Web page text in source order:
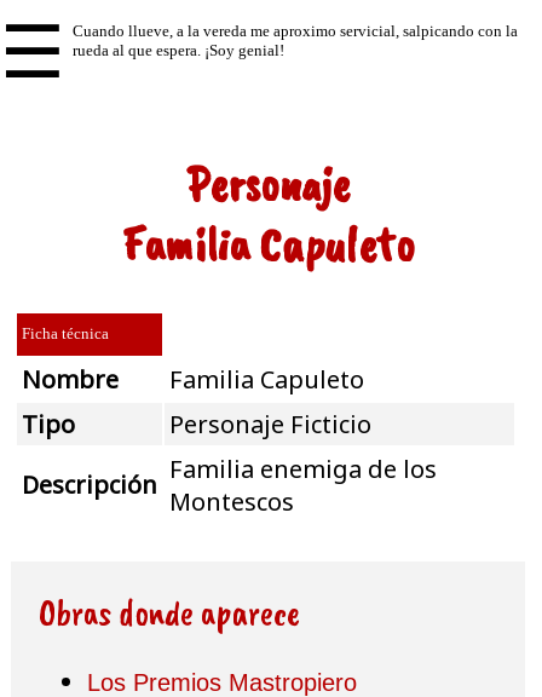
☰
Personaje
Familia Capuleto
Ficha técnica
Nombre
Familia Capuleto
Tipo
Personaje Ficticio
Descripción Familia enemiga de los
Montescos
Obras donde aparece
Los Premios Mastropiero